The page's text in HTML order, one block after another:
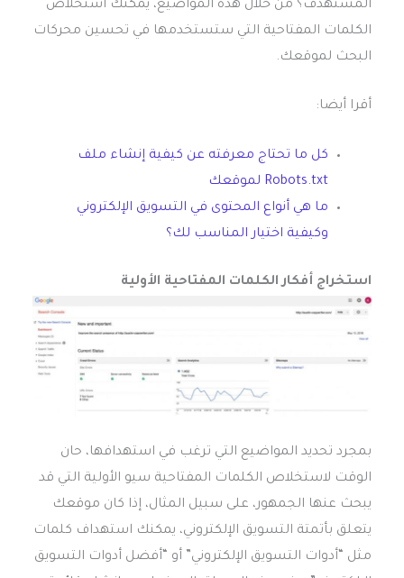
المستهدف؟ من خلال هذه المواضيع، يمكنك استخلاص
الكلمات المفتاحية التي ستستخدمها في تحسين محركات
البحث لموقعك.
أقرا أيضا:
كل ما تحتاج معرفته عن كيفية إنشاء ملف
Robots.txt لموقعك
ما هي أنواع المحتوى في التسويق الإلكتروني
وكيفية اختيار المناسب لك؟
استخراج أفكار الكلمات المفتاحية الأولية
بمجرد تحديد المواضيع التي ترغب في استهدافها، حان
الوقت لاستخلاص الكلمات المفتاحية سيو الأولية التي قد
يبحث عنها الجمهور، على سبيل المثال، إذا كان موقعك
يتعلق بأتمتة التسويق الإلكتروني، يمكنك استهداف كلمات
مثل “أدوات التسويق الإلكتروني” أو “أفضل أدوات التسويق